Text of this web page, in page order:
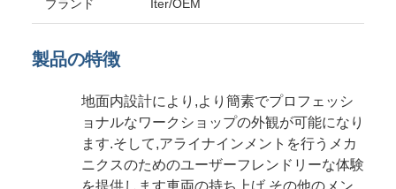
ブランド Iter/OEM
製品の特徴
地面内設計により,より簡素でプロフェッシ
ョナルなワークショップの外観が可能になり
ます.そして,アライナインメントを行うメカ
ニクスのためのユーザーフレンドリーな体験
を提供します車両の持ち上げ,その他のメン